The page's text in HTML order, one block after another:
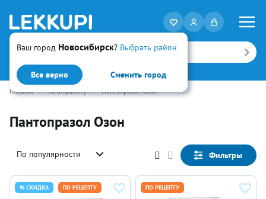
Ваш город Новосибирск? Выбрать район
Все верно Сменить город
Искать
Главная • по алфавиту • Пантопразол Озон
Пантопразол Озон
По популярности Фильтры
% СКИДКА ПО РЕЦЕПТУ ПО РЕЦЕПТУ